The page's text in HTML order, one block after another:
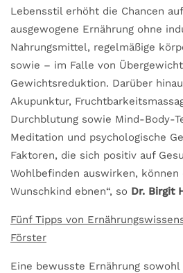
Lebensstil erhöht die Chancen
ausgewogene Ernährung ohne
Nahrungsmittel, regelmäßige
sowie – im Falle von
Gewichtsreduktion. Darüber
Akupunktur,
Durchblutung sowie Mind-Body-
Meditation und psychologische
Faktoren, die sich positiv auf
Wohlbefinden auswirken, können
Wunschkind ebnen“, so Dr. Birgit
Fünf Tipps von
Förster
Eine bewusste Ernährung